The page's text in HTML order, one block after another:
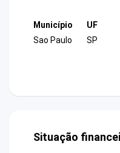
Município
Sao Paulo
UF
SP
Situação